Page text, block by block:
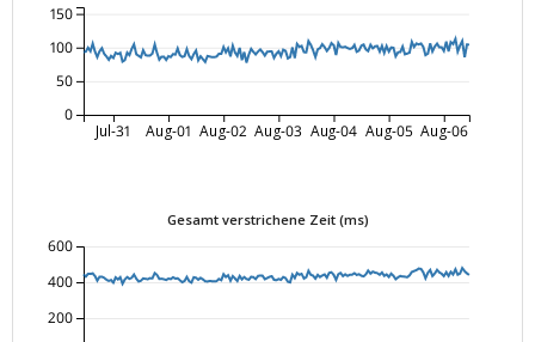
Jul-31 Aug-01 Aug-02 Aug-03 Aug-04 Aug-05 Aug-06
0
50
100
150
Gesamt verstrichene Zeit (ms)
200
400
600